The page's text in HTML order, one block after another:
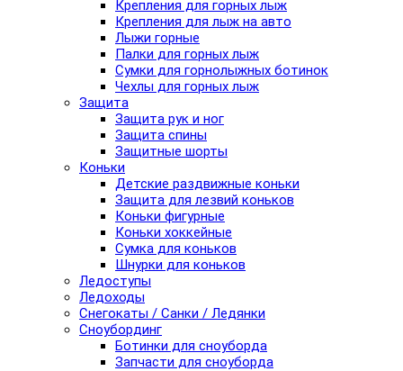
Крепления для горных лыж
Крепления для лыж на авто
Лыжи горные
Палки для горных лыж
Сумки для горнолыжных ботинок
Чехлы для горных лыж
Защита
Защита рук и ног
Защита спины
Защитные шорты
Коньки
Детские раздвижные коньки
Защита для лезвий коньков
Коньки фигурные
Коньки хоккейные
Сумка для коньков
Шнурки для коньков
Ледоступы
Ледоходы
Снегокаты / Санки / Ледянки
Сноубординг
Ботинки для сноуборда
Запчасти для сноуборда